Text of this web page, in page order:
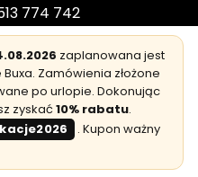
774 742
zaplanowana jest
Zamówienia złożone
po urlopie. Dokonując
zyskać 10% rabatu.
. Kupon ważny